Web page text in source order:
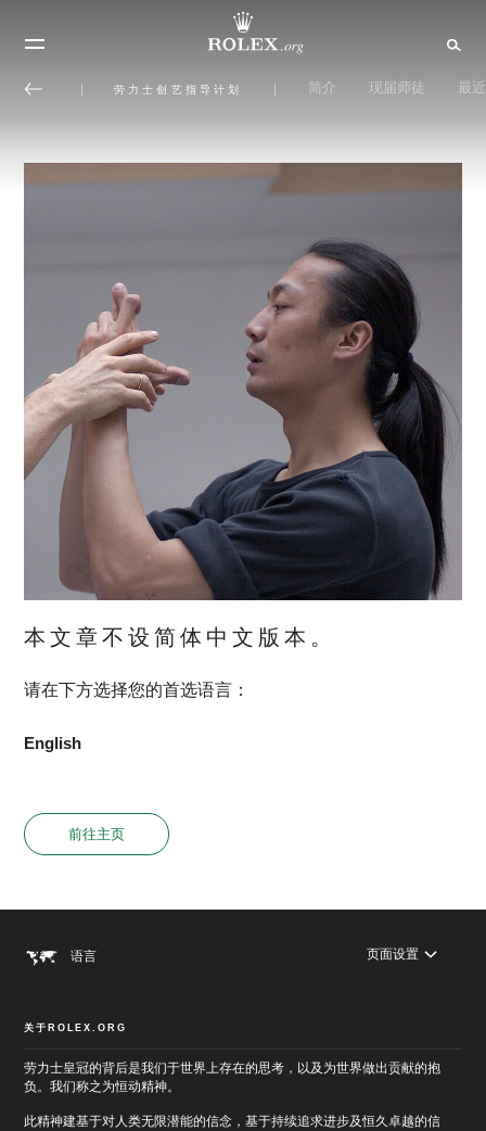
劳力士创艺指导计划 简介 现届师徒 最
本文章不设简体中文版本。
请在下方选择您的首选语言：
English
前往主页
语言 页面设置
关于ROLEX.ORG
劳力士皇冠的背后是我们于世界上存在的思考，以及为世界做出贡献的抱
负。我们称之为恒动精神。
此精神建基于对人类无限潜能的信念，基于持续追求进步及恒久卓越的信